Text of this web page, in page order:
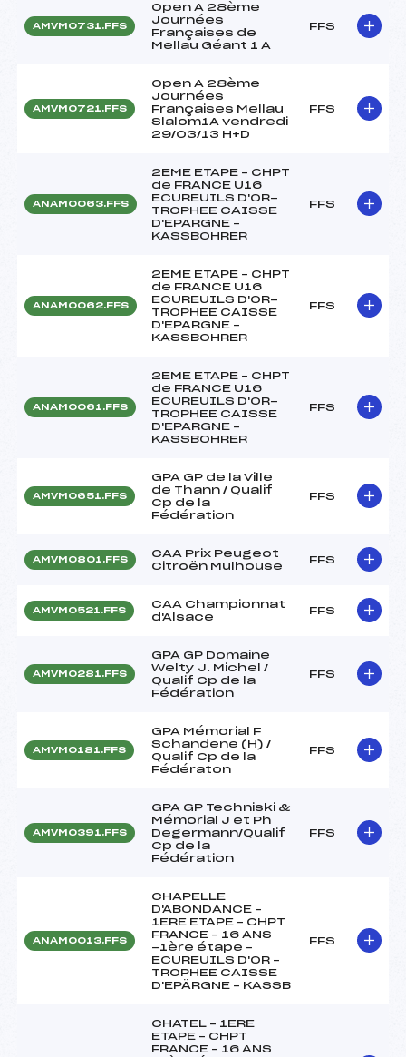
AMVM0731.FFS
Open A 28ème
Journées
Françaises de
Mellau Géant 1 A
FFS
AMVM0721.FFS
Open A 28ème
Journées
Françaises Mellau
Slalom1A vendredi
29/03/13 H+D
FFS
ANAM0063.FFS
2EME ETAPE – CHPT
de FRANCE U16
ECUREUILS D'OR-
TROPHEE CAISSE
D'EPARGNE –
KASSBOHRER
FFS
ANAM0062.FFS
2EME ETAPE – CHPT
de FRANCE U16
ECUREUILS D'OR-
TROPHEE CAISSE
D'EPARGNE –
KASSBOHRER
FFS
ANAM0061.FFS
2EME ETAPE – CHPT
de FRANCE U16
ECUREUILS D'OR-
TROPHEE CAISSE
D'EPARGNE –
KASSBOHRER
FFS
AMVM0651.FFS
GPA GP de la Ville
de Thann / Qualif
Cp de la
Fédération
FFS
AMVM0801.FFS
CAA Prix Peugeot
Citroën Mulhouse
FFS
AMVM0521.FFS
CAA Championnat
d'Alsace
FFS
AMVM0281.FFS
GPA GP Domaine
Welty J. Michel /
Qualif Cp de la
Fédération
FFS
AMVM0181.FFS
GPA Mémorial F
Schandene (H) /
Qualif Cp de la
Fédératon
FFS
AMVM0391.FFS
GPA GP Techniski &
Mémorial J et Ph
Degermann/Qualif
Cp de la
Fédération
FFS
ANAM0013.FFS
CHAPELLE
D'ABONDANCE –
1ERE ETAPE – CHPT
FRANCE – 16 ANS
-1ère étape –
ECUREUILS D'OR –
TROPHEE CAISSE
D'EPÄRGNE – KASSB
FFS
CHATEL – 1ERE
ETAPE – CHPT
FRANCE – 16 ANS